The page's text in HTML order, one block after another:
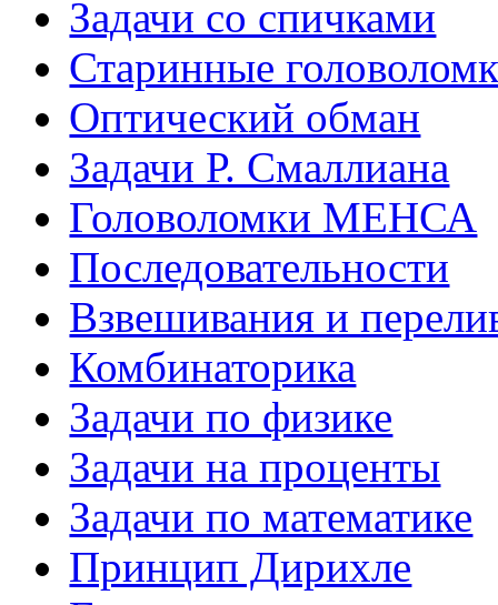
Задачи со спичками
Старинные
Оптический обман
Задачи Р. Смаллиана
Головоломки МЕНСА
Последовательности
Взвешивания и
Комбинаторика
Задачи по физике
Задачи на проценты
Задачи по математике
Принцип Дирихле